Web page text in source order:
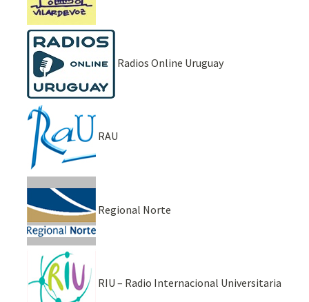
Radios Online Uruguay
RAU
Regional Norte
RIU – Radio Internacional Universitaria